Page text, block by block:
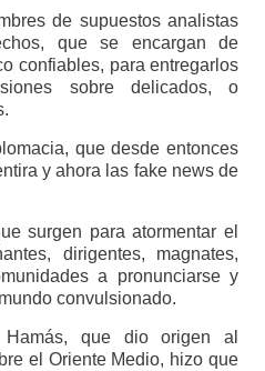
de supuestos analistas
que se encargan de
confiables, para entregarlos
sobre delicados, o
que desde entonces
y ahora las fake news de
surgen para atormentar el
dirigentes, magnates,
a pronunciarse y
convulsionado.
que dio origen al
el Oriente Medio, hizo que